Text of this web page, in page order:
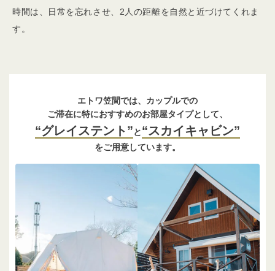
時間は、日常を忘れさせ、2人の距離を自然と近づけてくれま
す。
エトワ笠間では、カップルでの
ご滞在に特におすすめのお部屋タイプとして、
“グレイステント”と“スカイキャビン”
をご用意しています。